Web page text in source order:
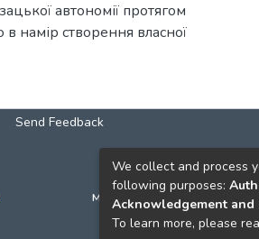
автономії протягом
намір створення власної
Send Feedback
КОНТАКТИ
м. Київ, вул. Григорія
к. 1, к. 120
We collect and process
following purposes:
Acknowledgement and
To learn more, please